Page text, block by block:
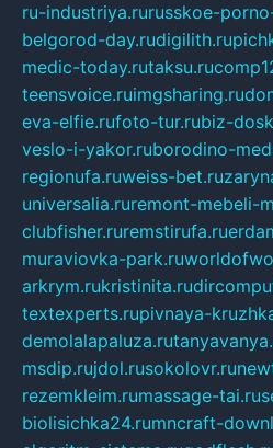
ru-industriya.rurusskoe-
belgorod-day.rudigilith.ru
medic-today.rutaksu.ru
teensvoice.ruimgsharing.ru
eva-elfie.rufoto-tur.rubiz-
veslo-i-yakor.ruborodino-
regionufa.ruweiss-bet.ru
universalia.ruremont-mebeli-
clubfisher.ruremstirufa.ru
muraviovka-park.ru
arkrym.rukristinita.ru
textexperts.rupivnaya-
demolalapaluza.ru
msdip.rujdol.rusokolovr.ru
rezemkleim.rumassage-tai.ru
biolisichka24.rumncraft-